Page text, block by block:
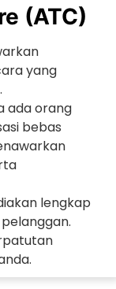
(ATC)
yang
.
ada orang
bebas
lengkap